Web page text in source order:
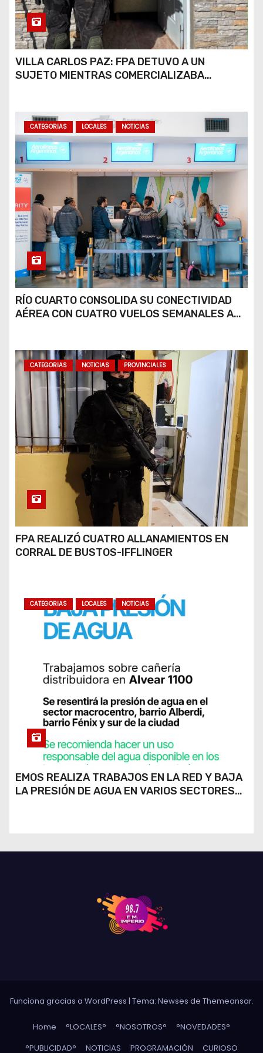
VILLA CARLOS PAZ: FPA DETUVO A UN
SUJETO MIENTRAS COMERCIALIZABA
CATEGORIAS LOCALES NOTICIAS
RÍO CUARTO CONSOLIDA SU CONECTIVIDAD
AÉREA CON CUATRO VUELOS SEMANALES A
CATEGORIAS NOTICIAS PROVINCIALES
FPA REALIZÓ CUATRO ALLANAMIENTOS EN
CORRAL DE BUSTOS-IFFLINGER
CATEGORIAS LOCALES NOTICIAS
EMOS REALIZA TRABAJOS EN LA RED Y BAJA
LA PRESIÓN DE AGUA EN VARIOS SECTORES
Funciona gracias a WordPress | Tema: Newses de Themeansar.
Home °LOCALES° °NOSOTROS°
°NOVEDADES°
°PUBLICIDAD°
NOTICIAS PROGRAMACIÓN CURIOSO